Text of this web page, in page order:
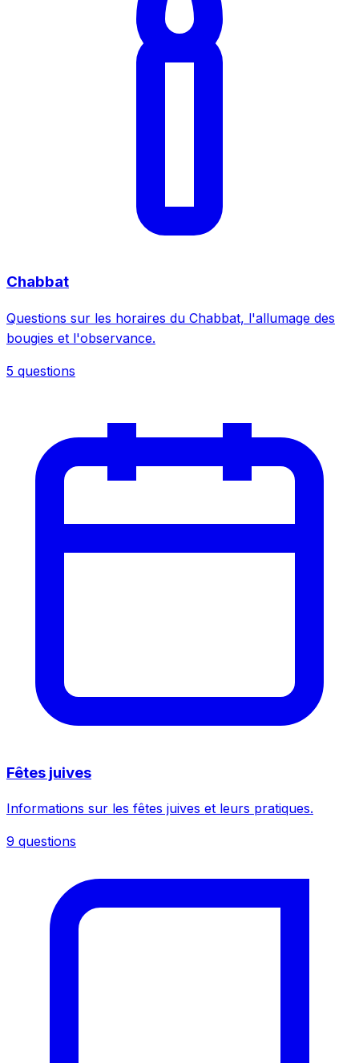
Chabbat
Questions sur les horaires du Chabbat, l'allumage des
bougies et l'observance.
5 questions
Fêtes juives
Informations sur les fêtes juives et leurs pratiques.
9 questions